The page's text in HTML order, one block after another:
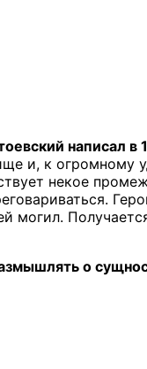
написал в
и, к огромному
некое
могил.
о